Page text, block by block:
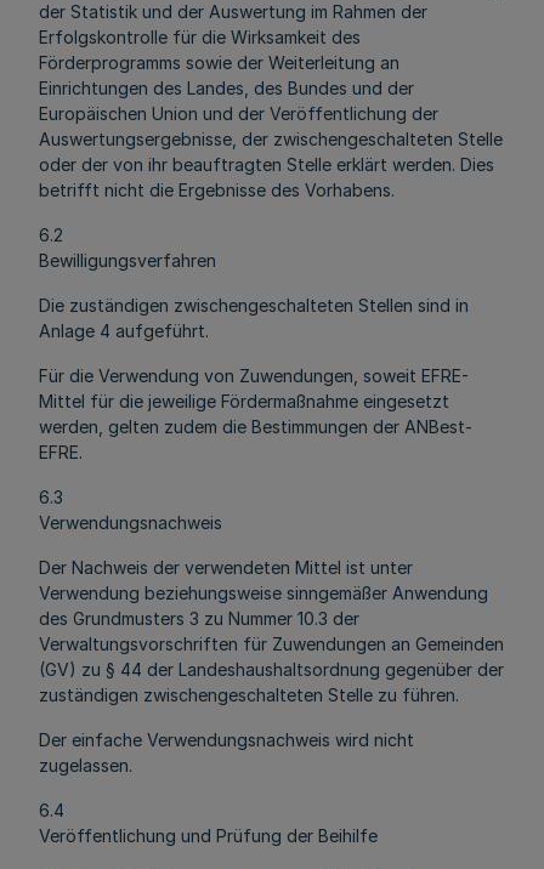
der Statistik und der Auswertung im Rahmen der
Erfolgskontrolle für die Wirksamkeit des
Förderprogramms sowie der Weiterleitung an
Einrichtungen des Landes, des Bundes und der
Europäischen Union und der Veröffentlichung der
Auswertungsergebnisse, der zwischengeschalteten Stelle
oder der von ihr beauftragten Stelle erklärt werden. Dies
betrifft nicht die Ergebnisse des Vorhabens.
6.2
Bewilligungsverfahren
Die zuständigen zwischengeschalteten Stellen sind in
Anlage 4 aufgeführt.
Für die Verwendung von Zuwendungen, soweit EFRE-
Mittel für die jeweilige Fördermaßnahme eingesetzt
werden, gelten zudem die Bestimmungen der ANBest-
EFRE.
6.3
Verwendungsnachweis
Der Nachweis der verwendeten Mittel ist unter
Verwendung beziehungsweise sinngemäßer Anwendung
des Grundmusters 3 zu Nummer 10.3 der
Verwaltungsvorschriften für Zuwendungen an Gemeinden
(GV) zu § 44 der Landeshaushaltsordnung gegenüber der
zuständigen zwischengeschalteten Stelle zu führen.
Der einfache Verwendungsnachweis wird nicht
zugelassen.
6.4
Veröffentlichung und Prüfung der Beihilfe